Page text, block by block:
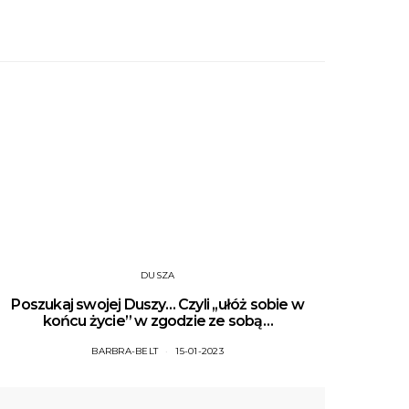
DUSZA
Poszukaj swojej Duszy… Czyli ,,ułóż sobie w
końcu życie” w zgodzie ze sobą…
BARBRA-BELT 15-01-2023